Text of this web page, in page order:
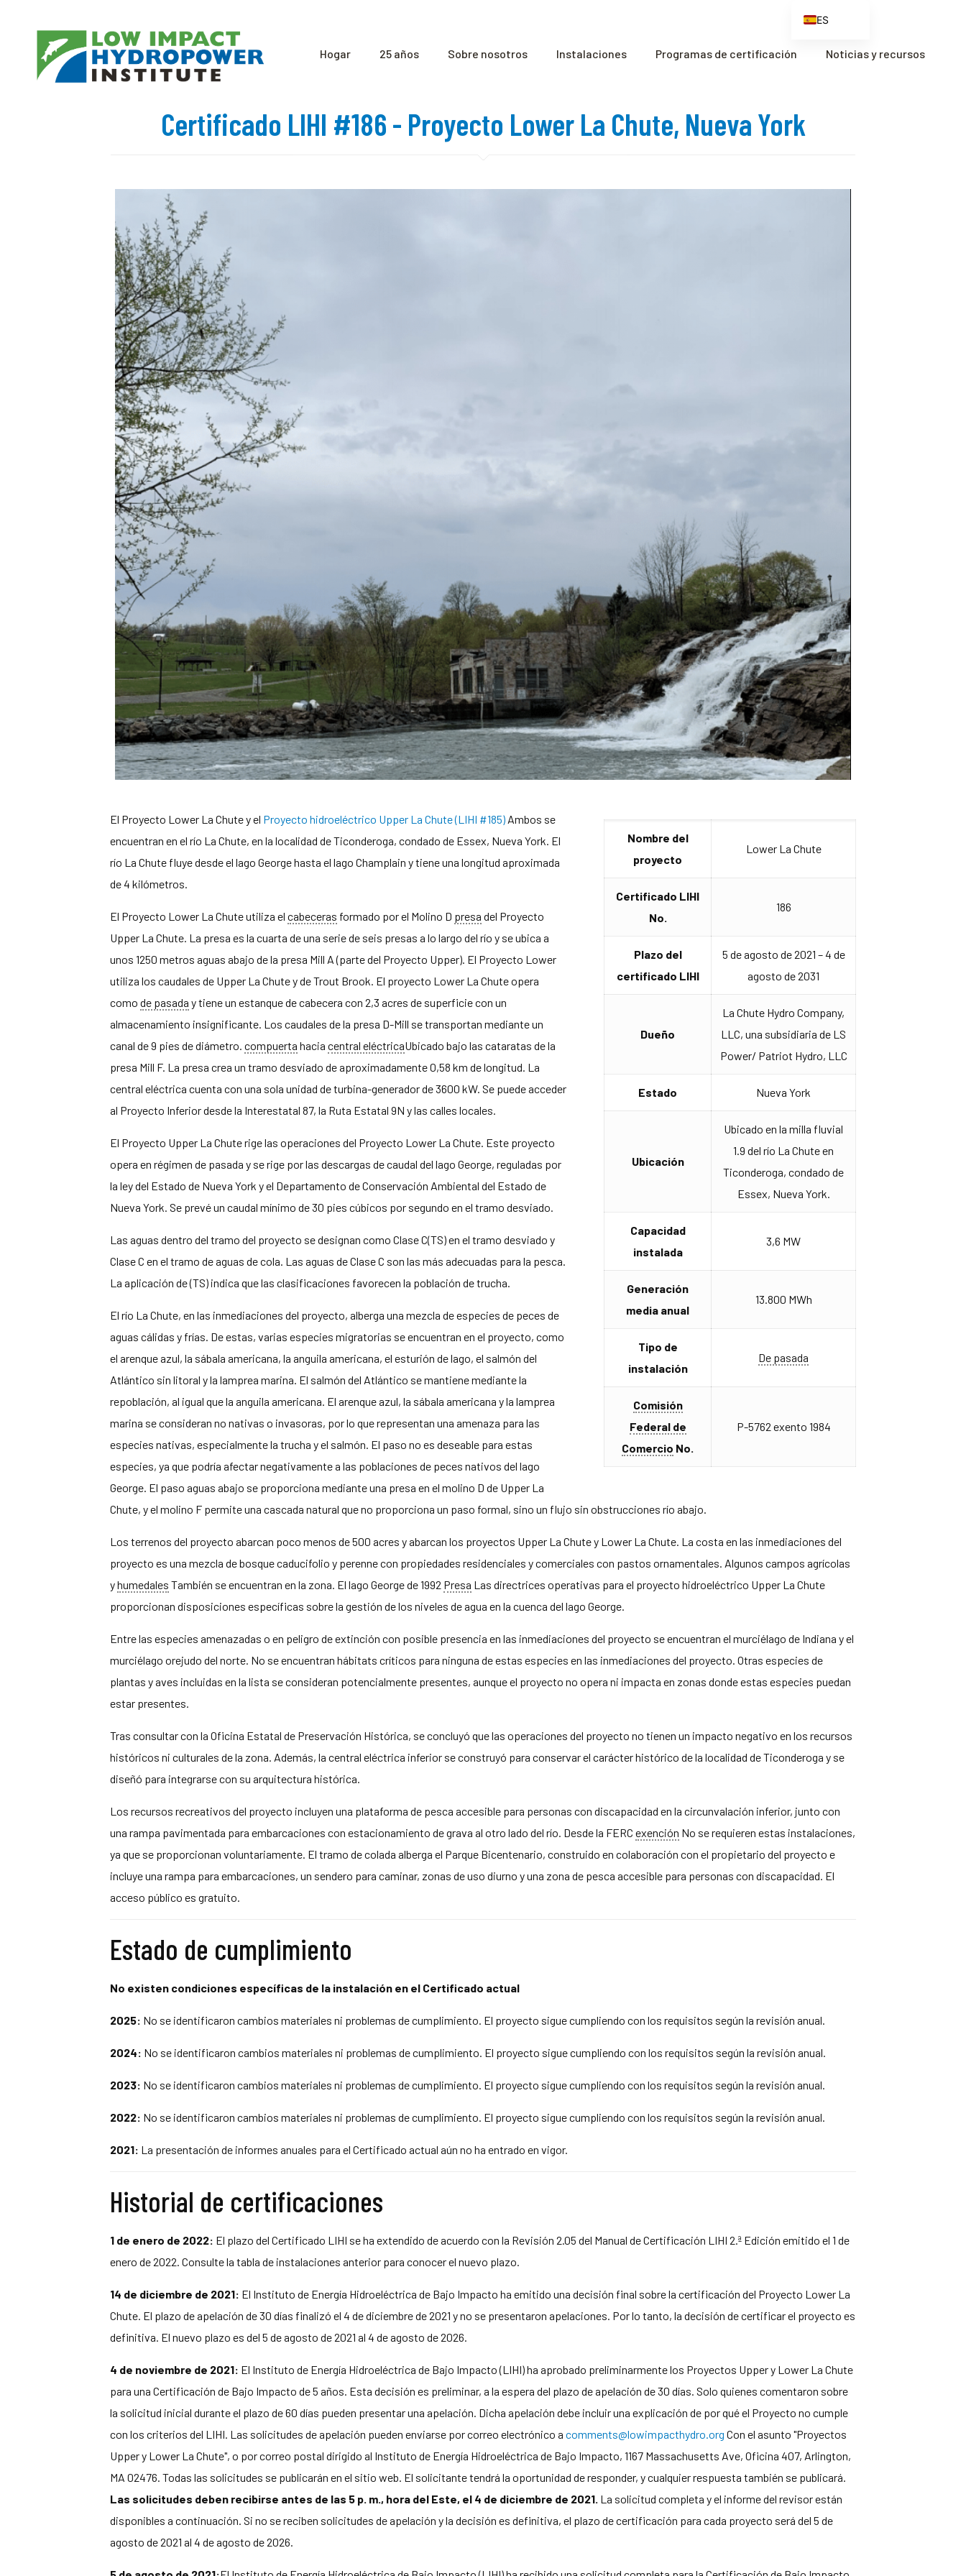
Hogar 25 años Sobre nosotros Instalaciones Programas de certificación Noticias y recursos
Certificado LIHI #186 - Proyecto Lower La Chute, Nueva York
Nombre del
proyecto
Lower La Chute
Certificado LIHI
No.
186
Plazo del
certificado LIHI
5 de agosto de 2021 – 4 de
agosto de 2031
Dueño
La Chute Hydro Company,
LLC, una subsidiaria de LS
Power/ Patriot Hydro, LLC
Estado Nueva York
Ubicación
Ubicado en la milla fluvial
1.9 del río La Chute en
Ticonderoga, condado de
Essex, Nueva York.
Capacidad
instalada
3,6 MW
Generación
media anual
13.800 MWh
Tipo de
instalación
De pasada
Comisión
Federal de
Comercio No.
P-5762 exento 1984
El Proyecto Lower La Chute y el Proyecto hidroeléctrico Upper La Chute (LIHI #185)Ambos se
encuentran en el río La Chute, en la localidad de Ticonderoga, condado de Essex, Nueva York. El
río La Chute fluye desde el lago George hasta el lago Champlain y tiene una longitud aproximada
de 4 kilómetros.
El Proyecto Lower La Chute utiliza el cabeceras formado por el Molino D presa del Proyecto
Upper La Chute. La presa es la cuarta de una serie de seis presas a lo largo del río y se ubica a
unos 1250 metros aguas abajo de la presa Mill A (parte del Proyecto Upper). El Proyecto Lower
utiliza los caudales de Upper La Chute y de Trout Brook. El proyecto Lower La Chute opera
como de pasada y tiene un estanque de cabecera con 2,3 acres de superficie con un
almacenamiento insignificante. Los caudales de la presa D-Mill se transportan mediante un
canal de 9 pies de diámetro. compuerta hacia central eléctricaUbicado bajo las cataratas de la
presa Mill F. La presa crea un tramo desviado de aproximadamente 0,58 km de longitud. La
central eléctrica cuenta con una sola unidad de turbina-generador de 3600 kW. Se puede acceder
al Proyecto Inferior desde la Interestatal 87, la Ruta Estatal 9N y las calles locales.
El Proyecto Upper La Chute rige las operaciones del Proyecto Lower La Chute. Este proyecto
opera en régimen de pasada y se rige por las descargas de caudal del lago George, reguladas por
la ley del Estado de Nueva York y el Departamento de Conservación Ambiental del Estado de
Nueva York. Se prevé un caudal mínimo de 30 pies cúbicos por segundo en el tramo desviado.
Las aguas dentro del tramo del proyecto se designan como Clase C(TS) en el tramo desviado y
Clase C en el tramo de aguas de cola. Las aguas de Clase C son las más adecuadas para la pesca.
La aplicación de (TS) indica que las clasificaciones favorecen la población de trucha.
El río La Chute, en las inmediaciones del proyecto, alberga una mezcla de especies de peces de
aguas cálidas y frías. De estas, varias especies migratorias se encuentran en el proyecto, como
el arenque azul, la sábala americana, la anguila americana, el esturión de lago, el salmón del
Atlántico sin litoral y la lamprea marina. El salmón del Atlántico se mantiene mediante la
repoblación, al igual que la anguila americana. El arenque azul, la sábala americana y la lamprea
marina se consideran no nativas o invasoras, por lo que representan una amenaza para las
especies nativas, especialmente la trucha y el salmón. El paso no es deseable para estas
especies, ya que podría afectar negativamente a las poblaciones de peces nativos del lago
George. El paso aguas abajo se proporciona mediante una presa en el molino D de Upper La
Chute, y el molino F permite una cascada natural que no proporciona un paso formal, sino un flujo sin obstrucciones río abajo.
Los terrenos del proyecto abarcan poco menos de 500 acres y abarcan los proyectos Upper La Chute y Lower La Chute. La costa en las inmediaciones del
proyecto es una mezcla de bosque caducifolio y perenne con propiedades residenciales y comerciales con pastos ornamentales. Algunos campos agrícolas
yhumedales También se encuentran en la zona. El lago George de 1992 Presa Las directrices operativas para el proyecto hidroeléctrico Upper La Chute
proporcionan disposiciones específicas sobre la gestión de los niveles de agua en la cuenca del lago George.
Entre las especies amenazadas o en peligro de extinción con posible presencia en las inmediaciones del proyecto se encuentran el murciélago de Indiana y el
murciélago orejudo del norte. No se encuentran hábitats críticos para ninguna de estas especies en las inmediaciones del proyecto. Otras especies de
plantas y aves incluidas en la lista se consideran potencialmente presentes, aunque el proyecto no opera ni impacta en zonas donde estas especies puedan
estar presentes.
Tras consultar con la Oficina Estatal de Preservación Histórica, se concluyó que las operaciones del proyecto no tienen un impacto negativo en los recursos
históricos ni culturales de la zona. Además, la central eléctrica inferior se construyó para conservar el carácter histórico de la localidad de Ticonderoga y se
diseñó para integrarse con su arquitectura histórica.
Los recursos recreativos del proyecto incluyen una plataforma de pesca accesible para personas con discapacidad en la circunvalación inferior, junto con
una rampa pavimentada para embarcaciones con estacionamiento de grava al otro lado del río. Desde la FERC exención No se requieren estas instalaciones,
ya que se proporcionan voluntariamente. El tramo de colada alberga el Parque Bicentenario, construido en colaboración con el propietario del proyecto e
incluye una rampa para embarcaciones, un sendero para caminar, zonas de uso diurno y una zona de pesca accesible para personas con discapacidad. El
acceso público es gratuito.
Estado de cumplimiento
No existen condiciones específicas de la instalación en el Certificado actual
2025: No se identificaron cambios materiales ni problemas de cumplimiento. El proyecto sigue cumpliendo con los requisitos según la revisión anual.
2024: No se identificaron cambios materiales ni problemas de cumplimiento. El proyecto sigue cumpliendo con los requisitos según la revisión anual.
2023: No se identificaron cambios materiales ni problemas de cumplimiento. El proyecto sigue cumpliendo con los requisitos según la revisión anual.
2022: No se identificaron cambios materiales ni problemas de cumplimiento. El proyecto sigue cumpliendo con los requisitos según la revisión anual.
2021: La presentación de informes anuales para el Certificado actual aún no ha entrado en vigor.
Historial de certificaciones
1 de enero de 2022: El plazo del Certificado LIHI se ha extendido de acuerdo con la Revisión 2.05 del Manual de Certificación LIHI 2.ª Edición emitido el 1 de
enero de 2022. Consulte la tabla de instalaciones anterior para conocer el nuevo plazo.
14 de diciembre de 2021: El Instituto de Energía Hidroeléctrica de Bajo Impacto ha emitido una decisión final sobre la certificación del Proyecto Lower La
Chute. El plazo de apelación de 30 días finalizó el 4 de diciembre de 2021 y no se presentaron apelaciones. Por lo tanto, la decisión de certificar el proyecto es
definitiva. El nuevo plazo es del 5 de agosto de 2021 al 4 de agosto de 2026.
4 de noviembre de 2021: El Instituto de Energía Hidroeléctrica de Bajo Impacto (LIHI) ha aprobado preliminarmente los Proyectos Upper y Lower La Chute
para una Certificación de Bajo Impacto de 5 años. Esta decisión es preliminar, a la espera del plazo de apelación de 30 días. Solo quienes comentaron sobre
la solicitud inicial durante el plazo de 60 días pueden presentar una apelación. Dicha apelación debe incluir una explicación de por qué el Proyecto no cumple
con los criterios del LIHI. Las solicitudes de apelación pueden enviarse por correo electrónico a comments@lowimpacthydro.org Con el asunto "Proyectos
Upper y Lower La Chute", o por correo postal dirigido al Instituto de Energía Hidroeléctrica de Bajo Impacto, 1167 Massachusetts Ave, Oficina 407, Arlington,
MA 02476. Todas las solicitudes se publicarán en el sitio web. El solicitante tendrá la oportunidad de responder, y cualquier respuesta también se publicará.
Las solicitudes deben recibirse antes de las 5 p. m., hora del Este, el 4 de diciembre de 2021. La solicitud completa y el informe del revisor están
disponibles a continuación. Si no se reciben solicitudes de apelación y la decisión es definitiva, el plazo de certificación para cada proyecto será del 5 de
agosto de 2021 al 4 de agosto de 2026.
ES